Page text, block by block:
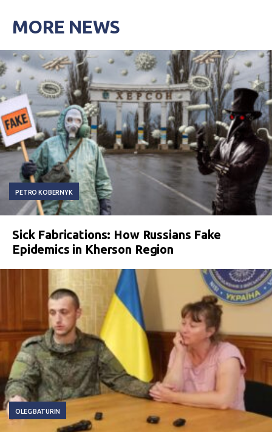
MORE NEWS
PETRO KOBERNYK
Sick Fabrications: How Russians Fake
Epidemics in Kherson Region
OLEG BATURIN